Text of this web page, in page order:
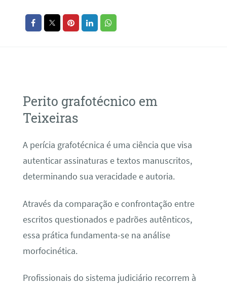
Perito grafotécnico em
Teixeiras
A perícia grafotécnica é uma ciência que visa
autenticar assinaturas e textos manuscritos,
determinando sua veracidade e autoria.
Através da comparação e confrontação entre
escritos questionados e padrões autênticos,
essa prática fundamenta-se na análise
morfocinética.
Profissionais do sistema judiciário recorrem à